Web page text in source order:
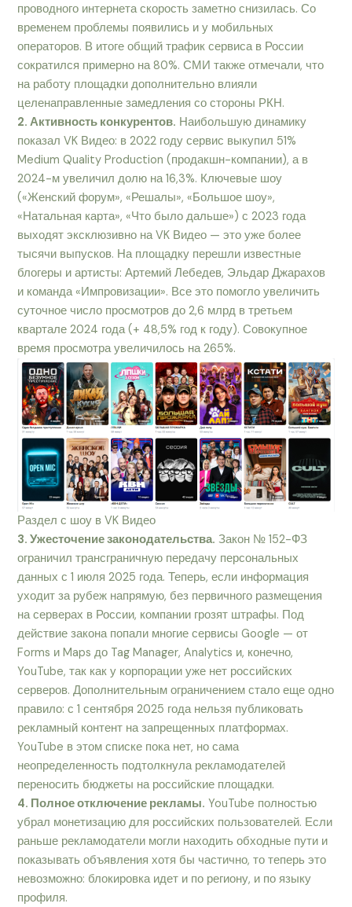
проводного интернета скорость заметно снизилась. Со
временем проблемы появились и у мобильных
операторов. В итоге общий трафик сервиса в России
сократился примерно на 80%. СМИ также отмечали, что
на работу площадки дополнительно влияли
целенаправленные замедления со стороны РКН.
2. Активность конкурентов. Наибольшую динамику
показал VK Видео: в 2022 году сервис выкупил 51%
Medium Quality Production (продакшн-компании), а в
2024-м увеличил долю на 16,3%. Ключевые шоу
(«Женский форум», «Решалы», «Большое шоу»,
«Натальная карта», «Что было дальше») с 2023 года
выходят эксклюзивно на VK Видео — это уже более
тысячи выпусков. На площадку перешли известные
блогеры и артисты: Артемий Лебедев, Эльдар Джарахов
и команда «Импровизации». Все это помогло увеличить
суточное число просмотров до 2,6 млрд в третьем
квартале 2024 года (+ 48,5% год к году). Совокупное
время просмотра увеличилось на 265%.
Раздел с шоу в VK Видео
3. Ужесточение законодательства. Закон № 152-ФЗ
ограничил трансграничную передачу персональных
данных с 1 июля 2025 года. Теперь, если информация
уходит за рубеж напрямую, без первичного размещения
на серверах в России, компании грозят штрафы. Под
действие закона попали многие сервисы Google — от
Forms и Maps до Tag Manager, Analytics и, конечно,
YouTube, так как у корпорации уже нет российских
серверов. Дополнительным ограничением стало еще одно
правило: с 1 сентября 2025 года нельзя публиковать
рекламный контент на запрещенных платформах.
YouTube в этом списке пока нет, но сама
неопределенность подтолкнула рекламодателей
переносить бюджеты на российские площадки.
4. Полное отключение рекламы. YouTube полностью
убрал монетизацию для российских пользователей. Если
раньше рекламодатели могли находить обходные пути и
показывать объявления хотя бы частично, то теперь это
невозможно: блокировка идет и по региону, и по языку
профиля.